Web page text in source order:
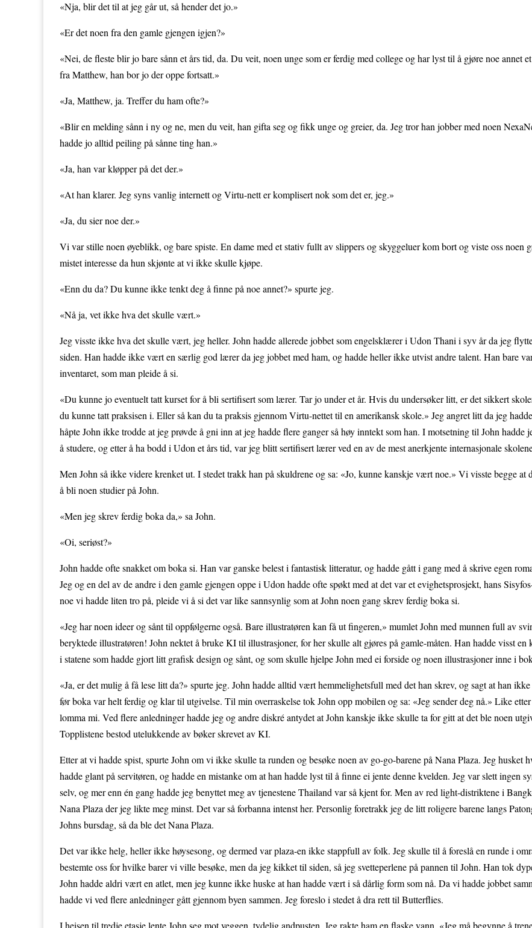
«Nja, blir det til at jeg går ut, så hender det jo.»
«Er det noen fra den gamle gjengen igjen?»
«Nei, de fleste blir jo bare sånn et års tid, da. Du veit, noen unge som er ferdig med college og har lyst til å gjøre noe annet
fra Matthew, han bor jo der oppe fortsatt.»
«Ja, Matthew, ja. Treffer du ham ofte?»
«Blir en melding sånn i ny og ne, men du veit, han gifta seg og fikk unge og greier, da. Jeg tror han jobber med noen
hadde jo alltid peiling på sånne ting han.»
«Ja, han var kløpper på det der.»
«At han klarer. Jeg syns vanlig internett og Virtu-nett er komplisert nok som det er, jeg.»
«Ja, du sier noe der.»
Vi var stille noen øyeblikk, og bare spiste. En dame med et stativ fullt av slippers og skyggeluer kom bort og viste oss noen
mistet interesse da hun skjønte at vi ikke skulle kjøpe.
«Enn du da? Du kunne ikke tenkt deg å finne på noe annet?» spurte jeg.
«Nå ja, vet ikke hva det skulle vært.»
Jeg visste ikke hva det skulle vært, jeg heller. John hadde allerede jobbet som engelsklærer i Udon Thani i syv år da jeg
siden. Han hadde ikke vært en særlig god lærer da jeg jobbet med ham, og hadde heller ikke utvist andre talent. Han bare
inventaret, som man pleide å si.
«Du kunne jo eventuelt tatt kurset for å bli sertifisert som lærer. Tar jo under et år. Hvis du undersøker litt, er det sikkert
du kunne tatt praksisen i. Eller så kan du ta praksis gjennom Virtu-nettet til en amerikansk skole.» Jeg angret litt da jeg
håpte John ikke trodde at jeg prøvde å gni inn at jeg hadde flere ganger så høy inntekt som han. I motsetning til John hadde
å studere, og etter å ha bodd i Udon et års tid, var jeg blitt sertifisert lærer ved en av de mest anerkjente internasjonale
Men John så ikke videre krenket ut. I stedet trakk han på skuldrene og sa: «Jo, kunne kanskje vært noe.» Vi visste begge at
å bli noen studier på John.
«Men jeg skrev ferdig boka da,» sa John.
«Oi, seriøst?»
John hadde ofte snakket om boka si. Han var ganske belest i fantastisk litteratur, og hadde gått i gang med å skrive egen
Jeg og en del av de andre i den gamle gjengen oppe i Udon hadde ofte spøkt med at det var et evighetsprosjekt, hans
noe vi hadde liten tro på, pleide vi å si det var like sannsynlig som at John noen gang skrev ferdig boka si.
«Jeg har noen ideer og sånt til oppfølgerne også. Bare illustratøren kan få ut fingeren,» mumlet John med munnen full av
beryktede illustratøren! John nektet å bruke KI til illustrasjoner, for her skulle alt gjøres på gamle-måten. Han hadde visst en
i statene som hadde gjort litt grafisk design og sånt, og som skulle hjelpe John med ei forside og noen illustrasjoner inne i
«Ja, er det mulig å få lese litt da?» spurte jeg. John hadde alltid vært hemmelighetsfull med det han skrev, og sagt at han
før boka var helt ferdig og klar til utgivelse. Til min overraskelse tok John opp mobilen og sa: «Jeg sender deg nå.» Like
lomma mi. Ved flere anledninger hadde jeg og andre diskré antydet at John kanskje ikke skulle ta for gitt at det ble noen
Topplistene bestod utelukkende av bøker skrevet av KI.
Etter at vi hadde spist, spurte John om vi ikke skulle ta runden og besøke noen av go-go-barene på Nana Plaza. Jeg husket
hadde glant på servitøren, og hadde en mistanke om at han hadde lyst til å finne ei jente denne kvelden. Jeg var slett ingen
selv, og mer enn én gang hadde jeg benyttet meg av tjenestene Thailand var så kjent for. Men av red light-distriktene i
Nana Plaza der jeg likte meg minst. Det var så forbanna intenst her. Personlig foretrakk jeg de litt roligere barene langs
Johns bursdag, så da ble det Nana Plaza.
Det var ikke helg, heller ikke høysesong, og dermed var plaza-en ikke stappfull av folk. Jeg skulle til å foreslå en runde i
bestemte oss for hvilke barer vi ville besøke, men da jeg kikket til siden, så jeg svetteperlene på pannen til John. Han tok
John hadde aldri vært en atlet, men jeg kunne ikke huske at han hadde vært i så dårlig form som nå. Da vi hadde jobbet
hadde vi ved flere anledninger gått gjennom byen sammen. Jeg foreslo i stedet å dra rett til Butterflies.